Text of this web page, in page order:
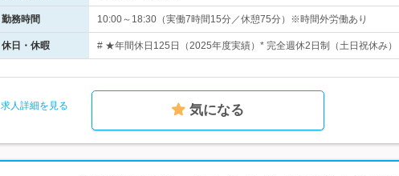
勤務時間 10:00～18:30（実働7時間15分／休憩75分）※時間外労働あり
休日・休暇 # ★年間休日125日（2025年度実績）* 完全週休2日制（土日祝休み
求人詳細を見る 気になる